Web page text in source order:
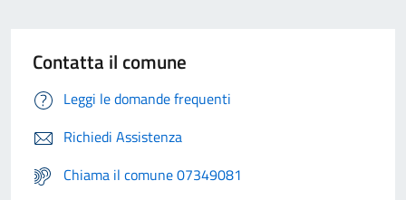
Contatta il comune
Leggi le domande frequenti
Richiedi Assistenza
Chiama il comune 07349081